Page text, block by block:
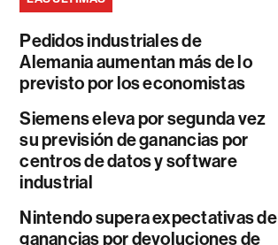
Pedidos industriales de
Alemania aumentan más de lo
previsto por los economistas
Siemens eleva por segunda vez
su previsión de ganancias por
centros de datos y software
industrial
Nintendo supera expectativas de
ganancias por devoluciones de